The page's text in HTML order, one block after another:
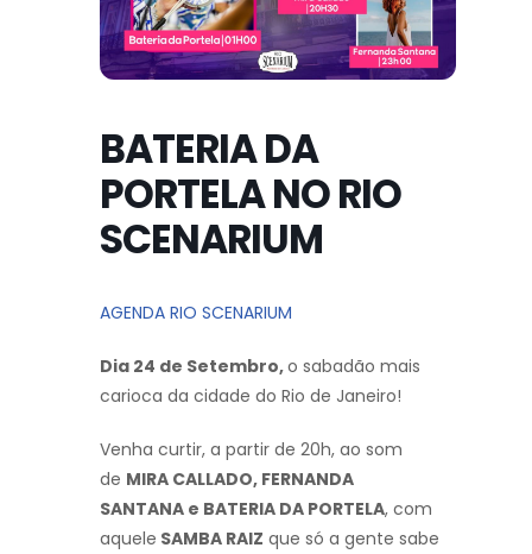
BATERIA DA
PORTELA NO RIO
SCENARIUM
AGENDA RIO SCENARIUM
Dia 24 de Setembro,o sabadão mais
carioca da cidade do Rio de Janeiro!
Venha curtir, a partir de 20h, ao som
de MIRA CALLADO, FERNANDA
SANTANA e BATERIA DA PORTELA, com
aquele SAMBA RAIZ que só a gente sabe